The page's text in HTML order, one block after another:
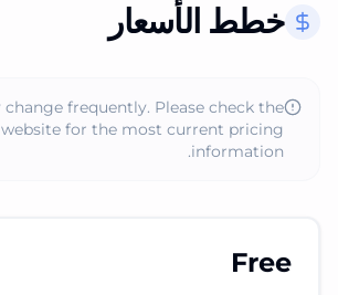
خطط الأسعار
change frequently. Please check the
for the most current pricing
information.
Free